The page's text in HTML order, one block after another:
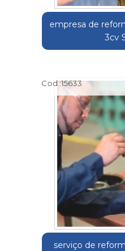
empresa de
3cv
Cod.:15633
serviço de